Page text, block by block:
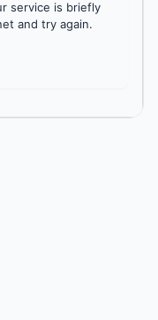
service is briefly
and try again.